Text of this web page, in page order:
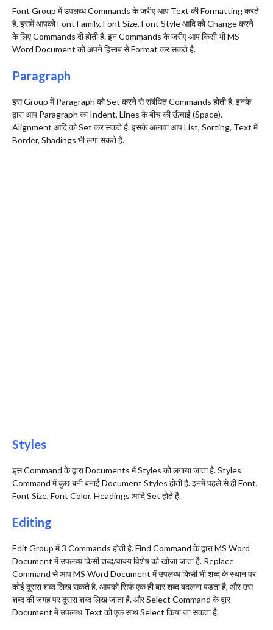
Font Group में उपलब्ध Commands के जरीए आप Text की Formatting करते
है. इसमें आपको Font Family, Font Size, Font Style आदि को Change करने
के लिए Commands दी होती है. इन Commands के जरीए आप किसी भी MS
Word Document को अपने हिसाब से Format कर सकते है.
Paragraph
इस Group में Paragraph को Set करने से संबंधित Commands होती है. इनके
द्वारा आप Paragraph का Indent, Lines के बीच की ऊँचाई (Space),
Alignment आदि को Set कर सकते है. इसके अलावा आप List, Sorting, Text में
Border, Shadings भी लगा सकते है.
Styles
इस Command के द्वारा Documents में Styles को लगाया जाता है. Styles
Command में कुछ बनी बनाई Document Styles होती है. इनमें पहले से ही Font,
Font Size, Font Color, Headings आदि Set होते है.
Editing
Edit Group में 3 Commands होती है. Find Command के द्वारा MS Word
Document में उपलब्ध किसी शब्द/वाक्य विशेष को खोजा जाता है. Replace
Command से आप MS Word Document में उपलब्ध किसी भी शब्द के स्थान पर
कोई दूसरा शब्द लिख सकते है. आपको सिर्फ एक ही बार शब्द बदलना पडता है, और उस
शब्द की जगह पर दूसरा शब्द लिख जाता है. और Select Command के द्वार
Document में उपलब्ध Text को एक साथ Select किया जा सकता है.